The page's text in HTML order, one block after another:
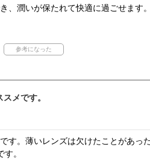
、潤いが保たれて快適に過ごせます。
スメです。
す。薄いレンズは欠けたことがあ
。